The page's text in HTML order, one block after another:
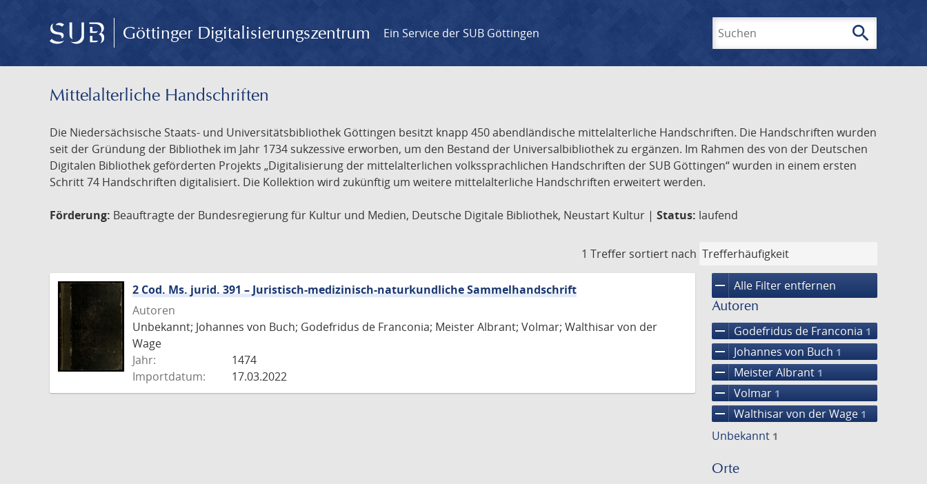
Göttinger Digitalisierungszentrum Ein Service der SUB Göttingen search
Mittelalterliche Handschriften
Die Niedersächsische Staats- und Universitätsbibliothek Göttingen besitzt knapp 450 abendländische mittelalterliche Handschriften. Die Handschriften wurden
seit der Gründung der Bibliothek im Jahr 1734 sukzessive erworben, um den Bestand der Universalbibliothek zu ergänzen. Im Rahmen des von der Deutschen
Digitalen Bibliothek geförderten Projekts „Digitalisierung der mittelalterlichen volkssprachlichen Handschriften der SUB Göttingen“ wurden in einem ersten
Schritt 74 Handschriften digitalisiert. Die Kollektion wird zukünftig um weitere mittelalterliche Handschriften erweitert werden.
Förderung: Beauftragte der Bundesregierung für Kultur und Medien, Deutsche Digitale Bibliothek, Neustart Kultur | Status: laufend
1 Treffer sortiert nach
remove Alle Filter entfernen
Autoren
remove Godefridus de Franconia 1
remove Johannes von Buch 1
remove Meister Albrant 1
remove Volmar 1
remove Walthisar von der Wage 1
Unbekannt 1
Orte
2 Cod. Ms. jurid. 391 – Juristisch-medizinisch-naturkundliche Sammelhandschrift
Autoren
Unbekannt; Johannes von Buch; Godefridus de Franconia; Meister Albrant; Volmar; Walthisar von der
Wage
Jahr:
1474
Importdatum:
17.03.2022